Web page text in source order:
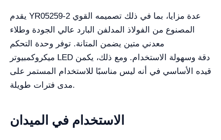
يقدم YR05259-2 عدة مزايا، بما في ذلك تصميمه القوي
المصنوع من الفولاذ المدلفن البارد عالي الجودة وطلاء
معدني متين يضمن المتانة. توفر وحدة التحكم
ميكروكمبيوتر LED دقة وسهولة الاستخدام. ومع ذلك، يكمن
قيده الأساسي في أنه ليس مناسبًا للاستخدام المستمر على
مدى فترات طويلة.
الاستخدام في الميدان